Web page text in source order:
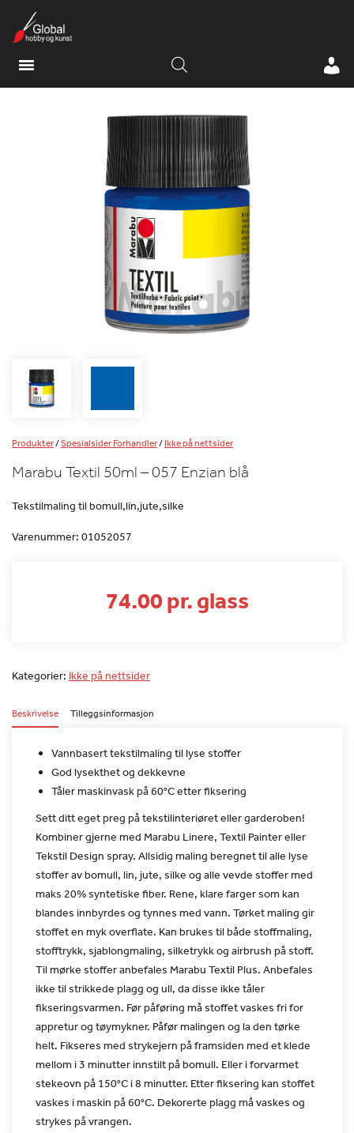
Produkter/Spesialsider Forhandler/Ikke på nettsider
Marabu Textil 50ml – 057 Enzian blå
Tekstilmaling til bomull,lin,jute,silke
Varenummer: 01052057
74.00 pr. glass
Kategorier: Ikke på nettsider
Beskrivelse Tilleggsinformasjon
Vannbasert tekstilmaling til lyse stoffer
God lysekthet og dekkevne
Tåler maskinvask på 60°C etter fiksering
Sett ditt eget preg på tekstilinteriøret eller garderoben!
Kombinergjerne med Marabu Linere, Textil Painter eller
Tekstil Design spray. Allsidig maling beregnet til alle lyse
stoffer av bomull, lin, jute, silke og alle vevde stoffer med
maks 20% syntetiske fiber. Rene, klare farger som kan
blandes innbyrdes og tynnes med vann. Tørket maling gir
stoffet en myk overflate. Kan brukes tilbåde stoffmaling,
stofftrykk, sjablongmaling, silketrykk og airbrush på stoff.
Til mørke stoffer anbefales Marabu Textil Plus. Anbefales
ikke til strikkede plagg og ull, da disse ikke tåler
fikseringsvarmen. Før påføring må stoffet vaskes fri for
appreturog tøymykner. Påfør malingen og la den tørke
helt. Fikseres med strykejern påframsiden med et klede
mellom i 3 minutter innstilt på bomull. Eller i forvarmet
stekeovn på 150°C i 8 minutter. Etter fiksering kan stoffet
vaskes i maskin på 60°C. Dekorerte plagg må vaskes og
strykes på vrangen.